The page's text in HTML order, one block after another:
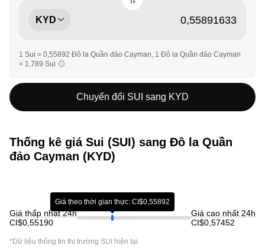
KYD
1 Sui = 0,55892 Đô la Quần đảo Cayman, 1 Đô la Quần đảo Cayman
= 1,789 Sui
Chuyển đổi SUI sang KYD
Thống kê giá Sui (SUI) sang Đô la Quần
đảo Cayman (KYD)
Giá thấp nhất 24h
CI$0,55190
Giá theo thời gian thực: CI$0,55892
Giá cao nhất 24h
CI$0,57452
*Dữ liệu thông tin thị trường SUI hiện tại.